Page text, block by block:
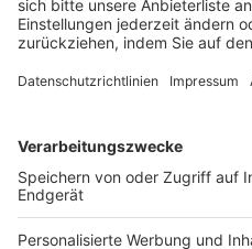
FOLGE DEM BFV
TOP-VEREINE